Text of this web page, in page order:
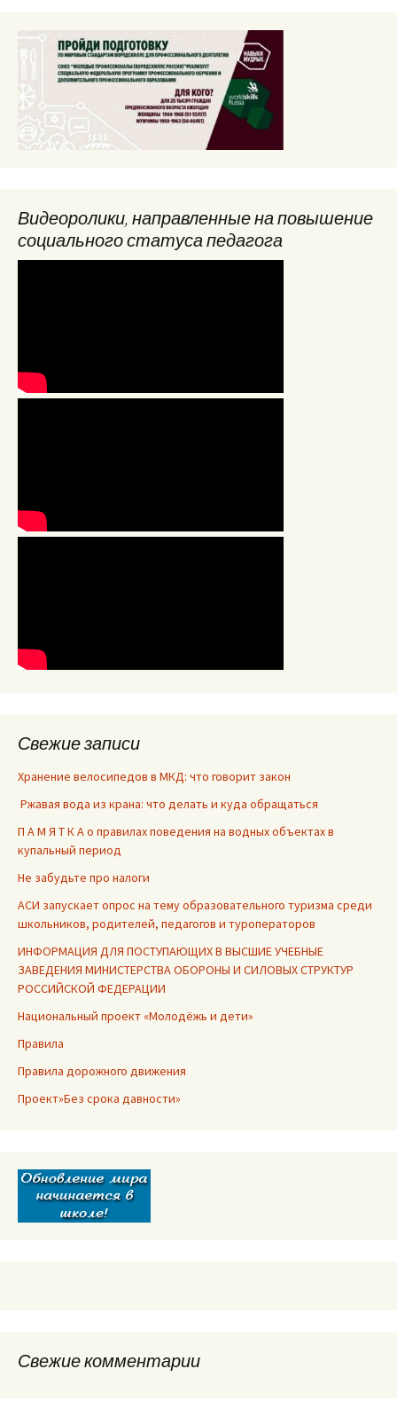
Видеоролики, направленные на повышение
социального статуса педагога
Свежие записи
Хранение велосипедов в МКД: что говорит закон
Ржавая вода из крана: что делать и куда обращаться
П А М Я Т К А о правилах поведения на водных объектах в
купальный период
Не забудьте про налоги
АСИ запускает опрос на тему образовательного туризма среди
школьников, родителей, педагогов и туроператоров
ИНФОРМАЦИЯ ДЛЯ ПОСТУПАЮЩИХ В ВЫСШИЕ УЧЕБНЫЕ
ЗАВЕДЕНИЯ МИНИСТЕРСТВА ОБОРОНЫ И СИЛОВЫХ СТРУКТУР
РОССИЙСКОЙ ФЕДЕРАЦИИ
Национальный проект «Молодёжь и дети»
Правила
Правила дорожного движения
Проект»Без срока давности»
Свежие комментарии